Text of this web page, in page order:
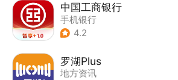
中国工商银行
手机银行
4.2
罗湖Plus
地方资讯